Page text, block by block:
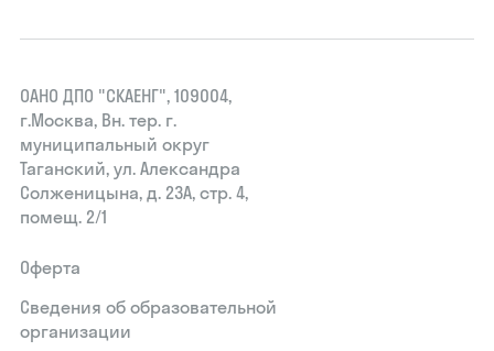
ОАНО ДПО "СКАЕНГ", 109004,
г.Москва, Вн. тер. г.
муниципальный округ
Таганский, ул. Александра
Солженицына, д. 23А, стр. 4,
помещ. 2/1
Оферта
Сведения об образовательной
организации